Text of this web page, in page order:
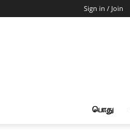
Sign in / Join
பொது